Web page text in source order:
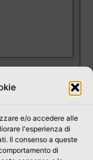
e/o accedere alle
l'esperienza di
Il consenso a queste
di
Editoriale